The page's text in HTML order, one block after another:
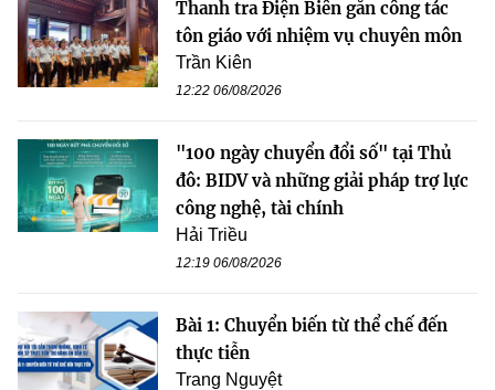
Thanh tra Điện Biên gắn công tác
tôn giáo với nhiệm vụ chuyên môn
Trần Kiên
12:22 06/08/2026
"100 ngày chuyển đổi số" tại Thủ
đô: BIDV và những giải pháp trợ lực
công nghệ, tài chính
Hải Triều
12:19 06/08/2026
Bài 1: Chuyển biến từ thể chế đến
thực tiễn
Trang Nguyệt